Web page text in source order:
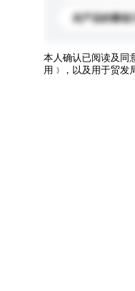
此产品的最低
本人确认已阅读及同
用﹞，以及用于贸发